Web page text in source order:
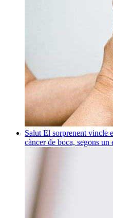
Salut El sorprenent vincle
càncer de boca, segons un